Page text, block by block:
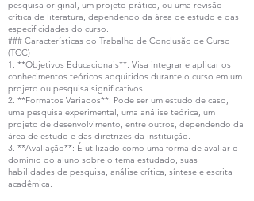
pesquisa original, um projeto prático, ou uma revisão
crítica de literatura, dependendo da área de estudo e das
especificidades do curso.
### Características do Trabalho de Conclusão de Curso
(TCC)
1. **Objetivos Educacionais**: Visa integrar e aplicar os
conhecimentos teóricos adquiridos durante o curso em um
projeto ou pesquisa significativos.
2. **Formatos Variados**: Pode ser um estudo de caso,
uma pesquisa experimental, uma análise teórica, um
projeto de desenvolvimento, entre outros, dependendo da
área de estudo e das diretrizes da instituição.
3. **Avaliação**: É utilizado como uma forma de avaliar o
domínio do aluno sobre o tema estudado, suas
habilidades de pesquisa, análise crítica, síntese e escrita
acadêmica.